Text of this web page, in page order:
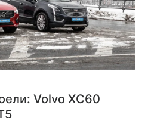
Volvo XC60